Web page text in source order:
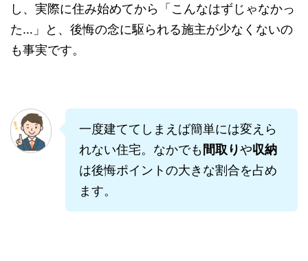
し、実際に住み始めてから「こんなはずじゃなかっ
た…」と、後悔の念に駆られる施主が少なくないの
も事実です。
一度建ててしまえば簡単には変えら
れない住宅。なかでも間取りや収納
は後悔ポイントの大きな割合を占め
ます。